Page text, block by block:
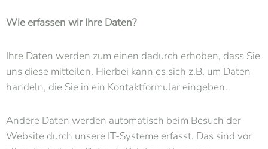
Wie erfassen wir Ihre Daten?
Ihre Daten werden zum einen dadurch erhoben, dass Sie
uns diese mitteilen. Hierbei kann es sich z.B. um Daten
handeln, die Sie in ein Kontaktformular eingeben.
Andere Daten werden automatisch beim Besuch der
Website durch unsere IT-Systeme erfasst. Das sind vor